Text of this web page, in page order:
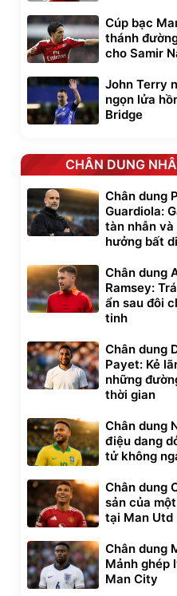
Unmute
Vali Bamozo
Khung Nhôm
9066 Size
20/24/28 Cao Cấp
1.000.000đ
825.000đ
Flash Sale
Lót ghế
Cúp bạc
thánh
cho Samir
John Terry
ngọn lửa
Bridge
CHÂN DUNG
Chân dung
Guardiola:
tàn nhẫn và
hưởng bất
Chân dung
Ramsey:
ẩn sau đôi
tinh
Chân dung
Payet: Kẻ
những
thời gian
Chân dung
điệu dang
tử không
Chân dung
sản của
tại Man Utd
Chân dung
Mảnh ghép
Man City